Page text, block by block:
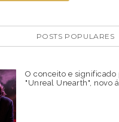
POSTS POPULARES
O conceito e significado
"Unreal Unearth", novo